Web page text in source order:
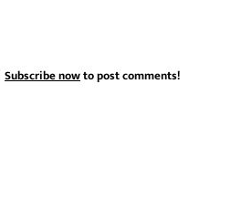
Subscribe nowto post comments!